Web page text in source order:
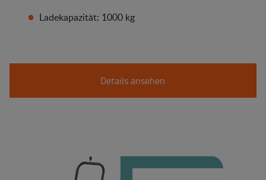
Ladekapazität: 1000 kg
Details ansehen